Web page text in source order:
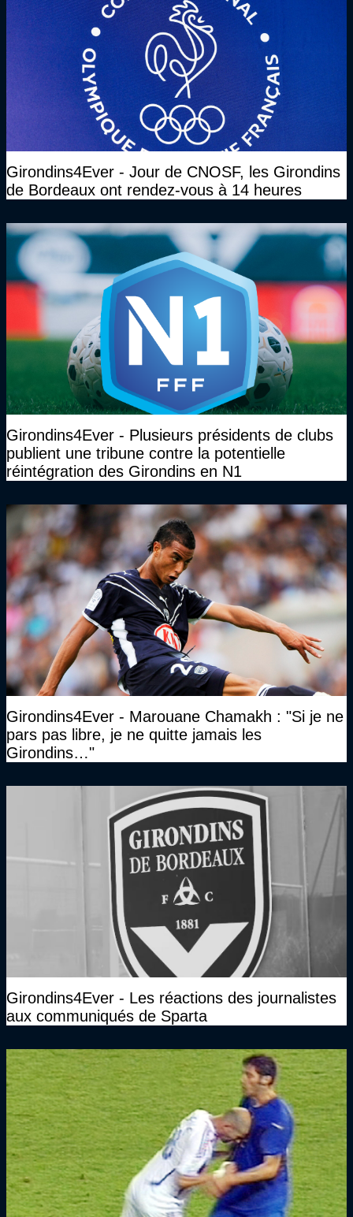
Girondins4Ever - Jour de CNOSF, les Girondins
de Bordeaux ont rendez-vous à 14 heures
Girondins4Ever - Plusieurs présidents de clubs
publient une tribune contre la potentielle
réintégration des Girondins en N1
Girondins4Ever - Marouane Chamakh : "Si je ne
pars pas libre, je ne quitte jamais les
Girondins…"
Girondins4Ever - Les réactions des journalistes
aux communiqués de Sparta